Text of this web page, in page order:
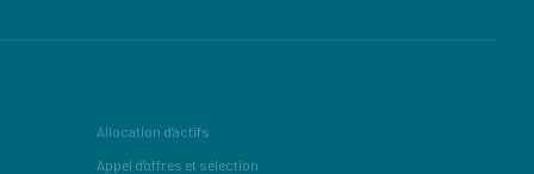
Allocation d'actifs
Appel d'offres et sélection